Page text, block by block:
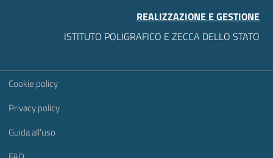
REALIZZAZIONE E GESTIONE
ISTITUTO POLIGRAFICO E ZECCA DELLO STATO
Sezione Link Utili
Cookie policy
Privacy policy
Guida all'uso